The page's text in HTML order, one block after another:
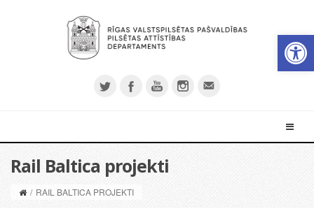
Rail Baltica projekti
/ RAIL BALTICA PROJEKTI